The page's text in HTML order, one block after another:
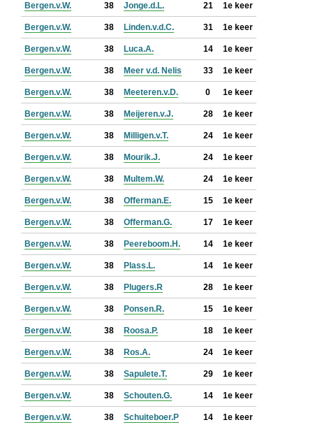
Bergen.v.W. 38 Jonge.d.L. 21 1e keer
Bergen.v.W. 38 Linden.v.d.C. 31 1e keer
Bergen.v.W. 38 Luca.A. 14 1e keer
Bergen.v.W. 38 Meer v.d. Nelis 33 1e keer
Bergen.v.W. 38 Meeteren.v.D. 0 1e keer
Bergen.v.W. 38 Meijeren.v.J. 28 1e keer
Bergen.v.W. 38 Milligen.v.T. 24 1e keer
Bergen.v.W. 38 Mourik.J. 24 1e keer
Bergen.v.W. 38 Multem.W. 24 1e keer
Bergen.v.W. 38 Offerman.E. 15 1e keer
Bergen.v.W. 38 Offerman.G. 17 1e keer
Bergen.v.W. 38 Peereboom.H. 14 1e keer
Bergen.v.W. 38 Plass.L. 14 1e keer
Bergen.v.W. 38 Plugers.R 28 1e keer
Bergen.v.W. 38 Ponsen.R. 15 1e keer
Bergen.v.W. 38 Roosa.P. 18 1e keer
Bergen.v.W. 38 Ros.A. 24 1e keer
Bergen.v.W. 38 Sapulete.T. 29 1e keer
Bergen.v.W. 38 Schouten.G. 14 1e keer
Bergen.v.W. 38 Schuiteboer.P 14 1e keer